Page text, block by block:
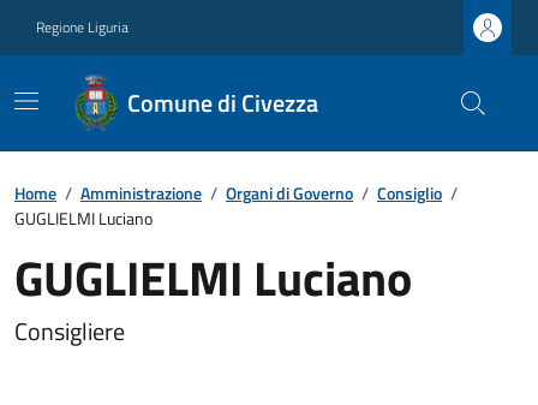
Regione Liguria
Comune di Civezza
Home / Amministrazione / Organi di Governo / Consiglio /
GUGLIELMI Luciano
GUGLIELMI Luciano
Consigliere